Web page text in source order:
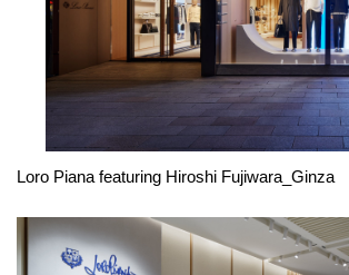
Loro Piana featuring Hiroshi Fujiwara_Ginza